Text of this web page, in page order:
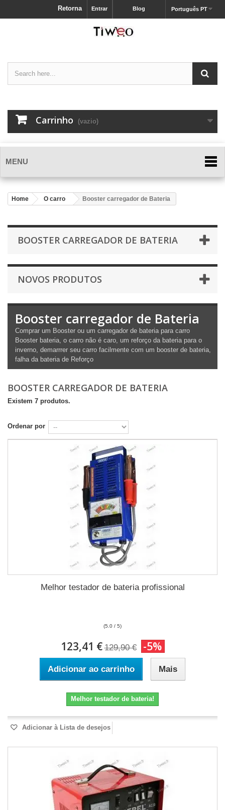
Português PT
Blog
Entrar
Retorna
Carrinho (vazio)
MENU
Home O carro Booster carregador de Bateria
BOOSTER CARREGADOR DE BATERIA
NOVOS PRODUTOS
Booster carregador de Bateria
Comprar um Booster ou um carregador de bateria para carro
Booster bateria, o carro não é caro, um reforço da bateria para o
inverno, demarrrer seu carro facilmente com um booster de bateria,
falha da bateria de Reforço
BOOSTER CARREGADOR DE BATERIA
Existem 7 produtos.
Ordenar por
Melhor testador de bateria profissional
(5.0 / 5)
123,41 € 129,90 € -5%
Adicionar ao carrinho Mais
Melhor testador de bateria!
Adicionar à Lista de desejos